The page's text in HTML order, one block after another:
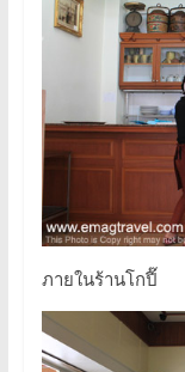
ภายในร้านโกปี๊